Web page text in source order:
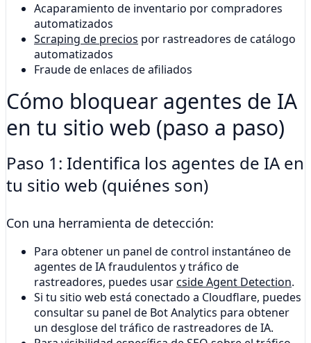
Acaparamiento de inventario por compradores
automatizados
Scraping de precios por rastreadores de catálogo
automatizados
Fraude de enlaces de afiliados
Cómo bloquear agentes de IA
en tu sitio web (paso a paso)
Paso 1: Identifica los agentes de IA en
tu sitio web (quiénes son)
Con una herramienta de detección:
Para obtener un panel de control instantáneo de
agentes de IA fraudulentos y tráfico de
rastreadores, puedes usarcside Agent Detection.
Si tu sitio web está conectado a Cloudflare, puedes
consultar su panel de Bot Analytics para obtener
un desglose del tráfico de rastreadores de IA.